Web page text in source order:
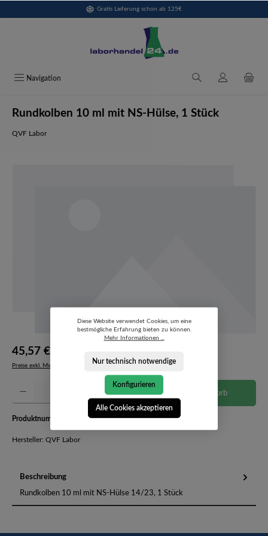
Gratis Lieferung schon ab 125€
Navigation
Rundkolben 10 ml mit NS-Hülse, 1 Stück
QVF Labor
45,57 €*
Preise exkl. MwSt. zzgl. Versandkosten
Produkt Anzahl: Gib den gewünschten Wert ein oder benutze die Schaltflächen um die
In den Warenkorb
Produktnummer: KOK 01020 02-2600019
Hersteller: QVF Labor
Beschreibung
Rundkolben 10 ml mit NS-Hülse 14/23, 1 Stück
Diese Website verwendet Cookies, um eine
bestmögliche Erfahrung bieten zu können.
Mehr Informationen ...
Nur technisch notwendige
Konfigurieren
Alle Cookies akzeptieren